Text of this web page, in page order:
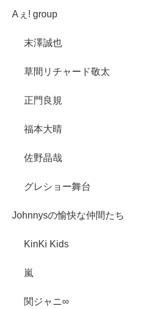
Aぇ! group
末澤誠也
草間リチャード敬太
正門良規
福本大晴
佐野晶哉
グレショー舞台
Johnnysの愉快な仲間たち
KinKi Kids
嵐
関ジャニ∞